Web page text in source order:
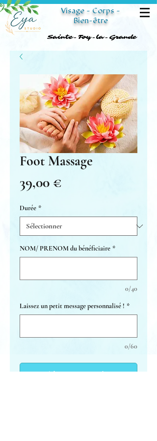
Visage - Corps -
Bien-être
Sainte-Foy-la-Grande
Sainte-Foy-la-Grande
Foot Massage
39,00 €
Durée *
NOM/ PRENOM du bénéficiaire *
0/40
Laissez un petit message personnalisé ! *
0/60
Ajouter au panier